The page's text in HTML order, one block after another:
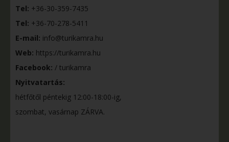
Tel: +36-30-359-7435
Tel: +36-70-278-5411
E-mail: info@turikamra.hu
Web: https://turikamra.hu
Facebook: / turikamra
Nyitvatartás:
hétfőtől péntekig 12:00-18:00-ig,
szombat, vasárnap ZÁRVA.